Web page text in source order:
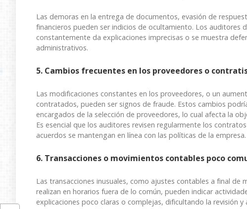
Las demoras en la entrega de documentos, evasión de
financieros pueden ser indicios de ocultamiento. Los auditores
constantemente da explicaciones imprecisas o se muestra
administrativos.
5. Cambios frecuentes en los proveedores o
Las modificaciones constantes en los proveedores, o un
contratados, pueden ser signos de fraude. Estos cambios
encargados de la selección de proveedores, lo cual afecta la
Es esencial que los auditores revisen regularmente los
acuerdos se mantengan en línea con las políticas de la empresa.
6. Transacciones o movimientos contables poco
Las transacciones inusuales, como ajustes contables a final
realizan en horarios fuera de lo común, pueden indicar
explicaciones poco claras o complejas, dificultando la revisión